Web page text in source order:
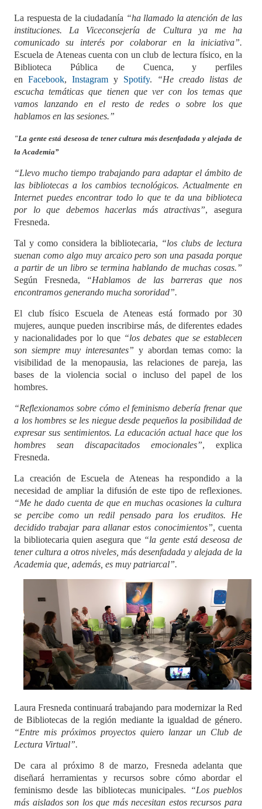
La respuesta de la ciudadanía “ha llamado la atención de las
instituciones. La Viceconsejería de Cultura ya me ha
comunicado su interés por colaborar en la iniciativa”.
Escuela de Ateneas cuenta con un club de lectura físico, en la
Biblioteca Pública de Cuenca, y perfiles
en Facebook, Instagram y Spotify.
“He creado listas de
escucha temáticas que tienen que ver con los temas que
vamos lanzando en el resto de redes o sobre los que
hablamos en las sesiones.”
"La gente está deseosa de tener cultura más desenfadada y alejada de
la Academia”
“Llevo mucho tiempo trabajando para adaptar el ámbito de
las bibliotecas a los cambios tecnológicos. Actualmente en
Internet puedes encontrar todo lo que te da una biblioteca
por lo que debemos hacerlas más atractivas”, asegura
Fresneda.
Tal y como considera la bibliotecaria, “los clubs de lectura
suenan como algo muy arcaico pero son una pasada porque
a partir de un libro se termina hablando de muchas cosas.”
Según Fresneda, “Hablamos de las barreras que nos
encontramos generando mucha sororidad”.
El club físico Escuela de Ateneas está formado por 30
mujeres, aunque pueden inscribirse más, de diferentes edades
y nacionalidades por lo que “los debates que se establecen
son siempre muy interesantes” y abordan temas como: la
visibilidad de la menopausia, las relaciones de pareja, las
bases de la violencia social o incluso del papel de los
hombres.
“Reflexionamos sobre cómo el feminismo debería frenar que
a los hombres se les niegue desde pequeños la posibilidad de
expresar sus sentimientos. La educación actual hace que los
hombres sean discapacitados emocionales”, explica
Fresneda.
La creación de Escuela de Ateneas ha
respondido a la
necesidad de ampliar la difusión de este tipo de reflexiones.
“Me he dado cuenta de que en muchas ocasiones la cultura
se percibe como un redil pensado para los eruditos. He
decidido trabajar para allanar estos conocimientos”, cuenta
la bibliotecaria quien asegura que “la gente está deseosa de
tener cultura a otros niveles, más desenfadada y alejada de la
Academia que, además, es muy patriarcal”.
Laura Fresneda continuará trabajando para modernizar la Red
de Bibliotecas de la región mediante la igualdad de género.
“Entre mis próximos proyectos quiero lanzar un Club de
Lectura Virtual”.
De cara al próximo 8 de marzo, Fresneda adelanta que
diseñará herramientas y recursos sobre cómo abordar el
feminismo desde las bibliotecas municipales.
“Los pueblos
más aislados son los que más necesitan estos recursos para